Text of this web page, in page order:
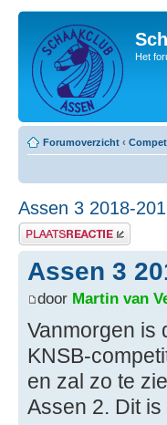
Het
Forumoverzicht ‹
Assen 3 2018-
Plaats een reactie
Assen 3
door Martin van
Vanmorgen is
KNSB-
en zal zo te
Assen 2. Dit